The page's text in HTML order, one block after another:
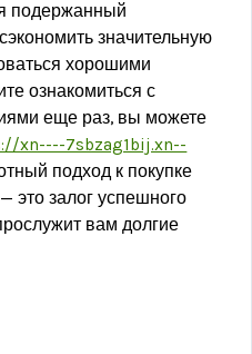
подержанный
значительную
хорошими
ознакомиться с
еще раз, вы можете
xn----7sbzag1bij.xn--
подход к покупке
это залог успешного
вам долгие